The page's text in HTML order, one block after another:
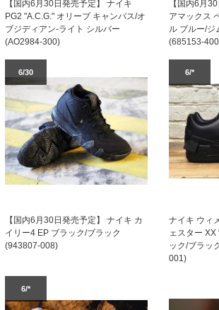
【国内6月30日発売予定】 ナイキ
PG2 "A.C.G." オリーブ キャンバス/オ
ブジディアン-ライト シルバー
(AO2984-300)
【国内6月
アマックス
ル ブルー/ジ
(685153-
6/30
【国内6月30日発売予定】 ナイキ カ
イリー4 EP ブラック/ブラック
(943807-008)
6/*
ナイキ ウィ
ェスター XX
ック/ブラッ
001)
6/*